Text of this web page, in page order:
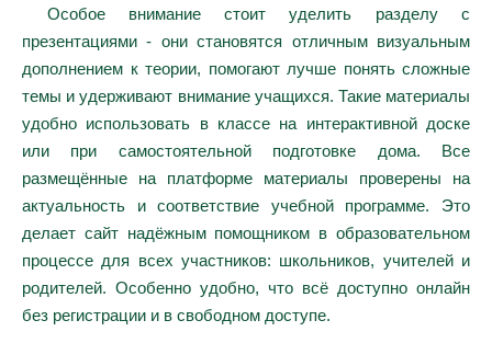
Особое внимание стоит уделить разделу с
презентациями - они становятся отличным визуальным
дополнением к теории, помогают лучше понять сложные
темы и удерживают внимание учащихся. Такие материалы
удобно использовать в классе на интерактивной доске
или при самостоятельной подготовке дома. Все
размещённые на платформе материалы проверены на
актуальность и соответствие учебной программе. Это
делает сайт надёжным помощником в образовательном
процессе для всех участников: школьников, учителей и
родителей. Особенно удобно, что всё доступно онлайн
без регистрации и в свободном доступе.